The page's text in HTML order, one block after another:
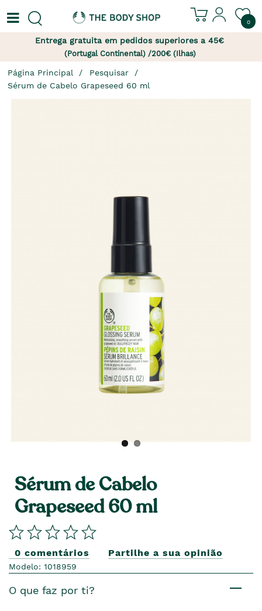
0
Entrega gratuita em pedidos superiores a 45€
(Portugal Continental) /200€ (Ilhas)
Página Principal
Pesquisar
Sérum de Cabelo Grapeseed 60 ml
Sérum de Cabelo
Grapeseed 60 ml
0 comentários Partilhe a sua opinião
Modelo: 1018959
O que faz por ti?